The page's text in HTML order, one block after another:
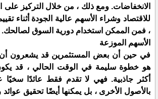
الانخفاضات. ومع ذلك ، من خلال التركيز على
للاقتصاد وشراء الأسهم عالية الجودة أثناء
، فمن الممكن استخدام دورية السوق لصالحك.
الأسهم الموزعة
في حين أن بعض المستثمرين قد يشعرون أن
هو خطوة سليمة في الوقت الحالي ، قد
أكثر جاذبية. فهي لا تقدم فقط عائدًا سخيًا
بالأصول الأخرى ، بل يمكنها أيضًا تحقيق